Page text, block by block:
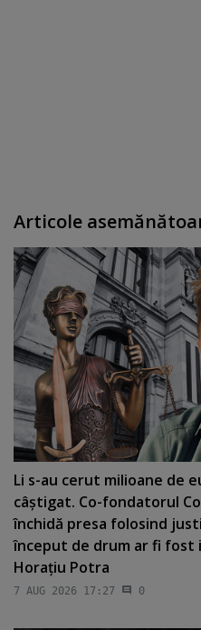
Articole
Li s-au cerut milioane de
câştigat. Co-fondatorul
închidă presa folosind
început de drum ar fi fost
Horaţiu Potra
7 AUG 2026 17:27 0